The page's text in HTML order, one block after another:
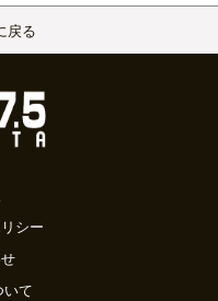
戻る
シー
いて